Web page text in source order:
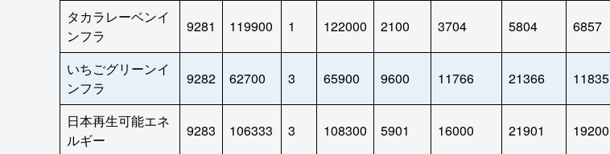
タカラレーベンイ
ンフラ
9281 119900 1 122000 2100 3704 5804 6857
いちごグリーンイ
ンフラ
9282 62700 3 65900 9600 11766 21366 11835
日本再生可能エネ
ルギー
9283 106333 3 108300 5901 16000 21901 19200